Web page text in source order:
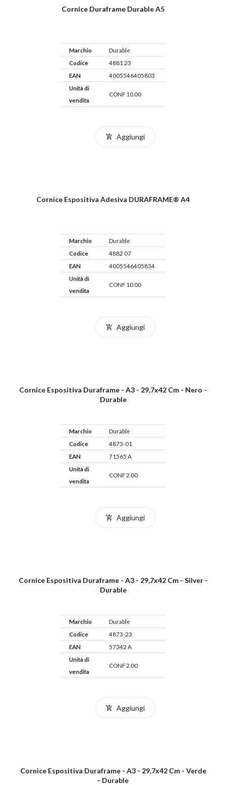
Cornice Duraframe Durable A5
Marchio
Durable
Codice
4881 23
EAN
4005546405803
Unità di
vendita
CONF 10.00
Aggiungi
Cornice Espositiva Adesiva DURAFRAME® A4
Marchio
Durable
Codice
4882 07
EAN
4005546405834
Unità di
vendita
CONF 10.00
Aggiungi
Cornice Espositiva Duraframe - A3 - 29,7x42 Cm - Nero -
Durable
Marchio
Durable
Codice
4873-01
EAN
71565 A
Unità di
vendita
CONF 2.00
Aggiungi
Cornice Espositiva Duraframe - A3 - 29,7x42 Cm - Silver -
Durable
Marchio
Durable
Codice
4873-23
EAN
57342 A
Unità di
vendita
CONF 2.00
Aggiungi
Cornice Espositiva Duraframe - A3 - 29,7x42 Cm - Verde
- Durable